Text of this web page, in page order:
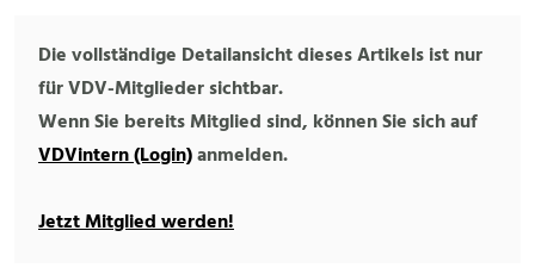
Die vollständige Detailansicht dieses Artikels ist nur
für VDV-Mitglieder sichtbar.
Wenn Sie bereits Mitglied sind, können Sie sich auf
VDVintern (Login)anmelden.
Jetzt Mitglied werden!